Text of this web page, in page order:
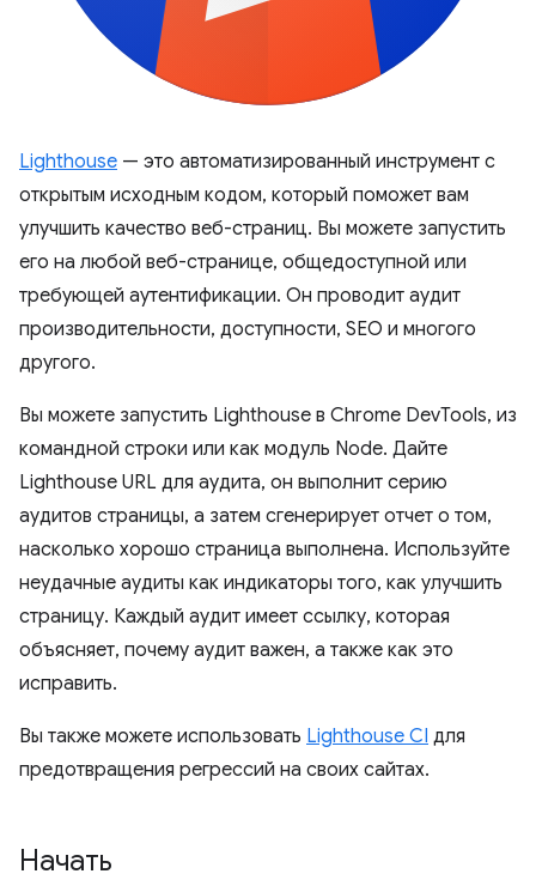
Lighthouse — это автоматизированный инструмент с
открытым исходным кодом, который поможет вам
улучшить качество веб-страниц. Вы можете запустить
его на любой веб-странице, общедоступной или
требующей аутентификации. Он проводит аудит
производительности, доступности, SEO и многого
другого.
Вы можете запустить Lighthouse в Chrome DevTools, из
командной строки или как модуль Node. Дайте
Lighthouse URL для аудита, он выполнит серию
аудитов страницы, а затем сгенерирует отчет о том,
насколько хорошо страница выполнена. Используйте
неудачные аудиты как индикаторы того, как улучшить
страницу. Каждый аудит имеет ссылку, которая
объясняет, почему аудит важен, а также как это
исправить.
Вы также можете использовать Lighthouse CI для
предотвращения регрессий на своих сайтах.
Начать